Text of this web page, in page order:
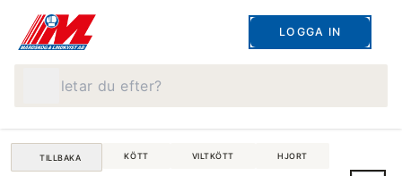
LOGGA IN
TILLBAKA KÖTT VILTKÖTT HJORT